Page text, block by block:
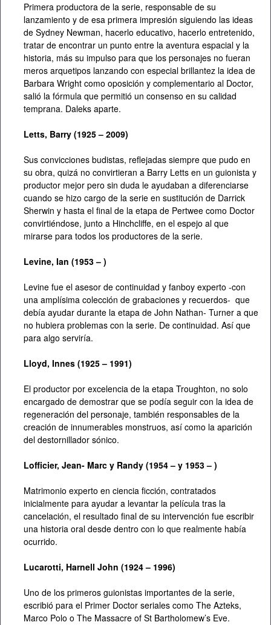
Primera productora de la serie, responsable de su
lanzamiento y de esa primera impresión siguiendo las ideas
de Sydney Newman, hacerlo educativo, hacerlo entretenido,
tratar de encontrar un punto entre la aventura espacial y la
historia, más su impulso para que los personajes no fueran
meros arquetipos lanzando con especial brillantez la idea de
Barbara Wright como oposición y complementario al Doctor,
salió la fórmula que permitió un consenso en su calidad
temprana. Daleks aparte.
Letts, Barry (1925 – 2009)
Sus convicciones budistas, reflejadas siempre que pudo en
su obra, quizá no convirtieran a Barry Letts en un guionista y
productor mejor pero sin duda le ayudaban a diferenciarse
cuando se hizo cargo de la serie en sustitución de Darrick
Sherwin y hasta el final de la etapa de Pertwee como Doctor
convirtiéndose, junto a Hinchcliffe, en el espejo al que
mirarse para todos los productores de la serie.
Levine, Ian (1953 – )
Levine fue el asesor de continuidad y fanboy experto -con
una amplísima colección de grabaciones y recuerdos- que
debía ayudar durante la etapa de John Nathan- Turner a que
no hubiera problemas con la serie. De continuidad. Así que
para algo serviría.
Lloyd, Innes (1925 – 1991)
El productor por excelencia de la etapa Troughton, no solo
encargado de demostrar que se podía seguir con la idea de
regeneración del personaje, también responsables de la
creación de innumerables monstruos, así como la aparición
del destornillador sónico.
Lofficier, Jean- Marc y Randy (1954 – y 1953 – )
Matrimonio experto en ciencia ficción, contratados
inicialmente para ayudar a levantar la película tras la
cancelación, el resultado final de su intervención fue escribir
una historia oral desde dentro con lo que realmente había
ocurrido.
Lucarotti, Harnell John (1924 – 1996)
Uno de los primeros guionistas importantes de la serie,
escribió para el Primer Doctor seriales como The Azteks,
Marco Polo o The Massacre of St Bartholomew’s Eve.